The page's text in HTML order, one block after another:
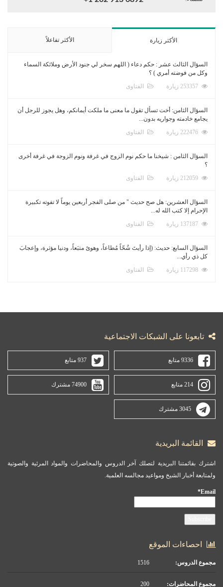
الأكثر زيارة الأكثر تفاعلاً
السؤال الثالث عشر : حكم دعاء ( اللهم سخر لي جنود الأرض وملائكة السماء
وكل من فوضته أمري ) ؟
الفتاوى
السؤال الثامن: أخت تسأل تقول ما معنى ما ملكت أيمانكم، وهل يجوز للرجل أن
يجامع خادمته وجواريه بدون...
الفتاوى
السؤال الثامن : شيخنا ما حكم نوم الزوج في غرفة ونوم الزوجة في غرفة أخرى
؟
الفتاوى
السؤال العشرين: هل صح حديث " من صلى الفجر أربعين يوماً لا تفوته تكبيرة
الإحرام إلا كتب الله له...
الفتاوى
السؤال السابع: حديث: (إذا رأيتَ شُحّاً مُطاعاً، وهوىً متبَعاً، ودنيا مؤثرة، وإعجابَ
كل ذي رأي...
الفتاوى
تابعونا على الشبكات الاجتماعية
9336 متابع 937 متابع
214 متابع 74900 مشترك
3045 مشترك
القائمة البريدية
اشترك بقائمتنا البريدية لتصلك آخر الدروس والمحاضرات والمواد المرئية والصوتية
ولمتابعة أخبار الشيخ ومواعيد مجالسه العلمية.
Email*
احصاءات الموقع
مجموع الدروس:
مجموع المحاضرات: